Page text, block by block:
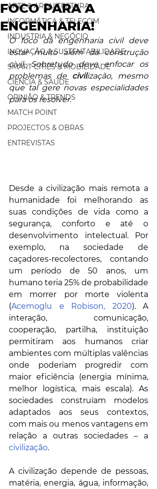
ARTE & ARQUITECTURA
INFORMÁTICA & TELECOM
INDUSTRIA & NEGÓCIO
INOVAÇÃO & SUSTENTABILIDADE
SMART CITIES & MOBILIDADE
CIÊNCIA & SAÚDE
OPINIÃO & TRENDS
MATCH POINT
PROJECTOS & OBRAS
ENTREVISTAS
FOCO PARA A
ENGENHARIA!
O foco da engenharia civil deve
estar muito além da construção
civil. Sobretudo deve enfocar os
problemas de civilização, mesmo
que tal gere novas especialidades
para os resolver.
Desde a civilização mais remota a
humanidade foi melhorando as
suas condições de vida como a
segurança, conforto e até o
desenvolvimento intelectual. Por
exemplo, na sociedade de
caçadores-recolectores, contando
um período de 50 anos, um
humano teria 25% de probabilidade
em morrer por morte violenta
(Acemoglu e Robison, 2020). A
interação, comunicação,
cooperação, partilha, instituição
permitiram aos humanos criar
ambientes com múltiplas valências
onde poderiam progredir com
maior eficiência (energia mínima,
melhor logística, mais escala). As
sociedades construíam modelos
adaptados aos seus contextos,
com mais ou menos vantagens em
civilização.
A civilização depende de pessoas,
matéria, energia, água, informação,